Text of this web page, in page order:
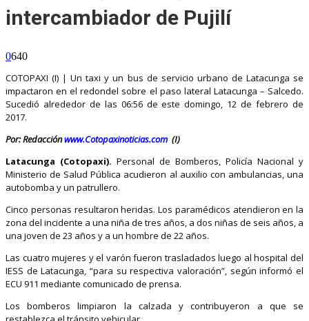
intercambiador de Pujilí
0640
COTOPAXI (I) | Un taxi y un bus de servicio urbano de Latacunga se
impactaron en el redondel sobre el paso lateral Latacunga – Salcedo.
Sucedió alrededor de las 06:56 de este domingo, 12 de febrero de
2017.
Por: Redacciónwww.Cotopaxinoticias.com(I)
Latacunga (Cotopaxi). Personal de Bomberos, Policía Nacional y
Ministerio de Salud Pública acudieron al auxilio con ambulancias, una
autobomba y un patrullero.
Cinco personas resultaron heridas. Los paramédicos atendieron en la
zona del incidente a una niña de tres años, a dos niñas de seis años, a
una joven de 23 años y a un hombre de 22 años.
Las cuatro mujeres y el varón fueron trasladados luego al hospital del
IESS de Latacunga, “para su respectiva valoración”, según informó el
ECU 911 mediante comunicado de prensa.
Los bomberos limpiaron la calzada y contribuyeron a que se